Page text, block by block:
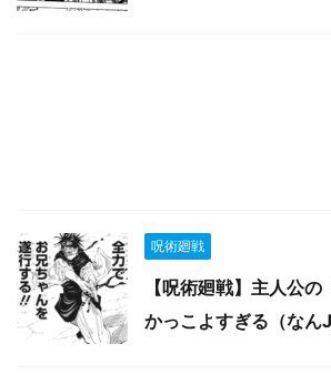
呪術廻戦
【呪術廻戦】主人公
かっこよすぎる（なんJ